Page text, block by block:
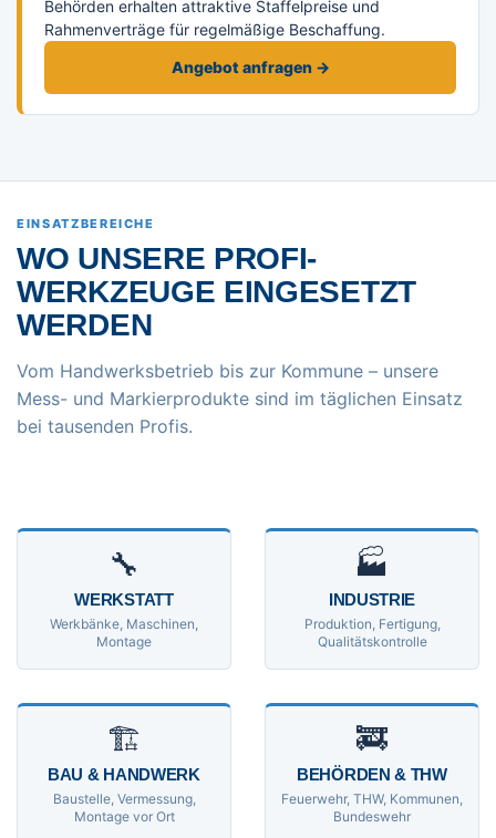
Behörden erhalten attraktive Staffelpreise und
Rahmenverträge für regelmäßige Beschaffung.
Angebot anfragen →
EINSATZBEREICHE
WO UNSERE PROFI-
WERKZEUGE EINGESETZT
WERDEN
Vom Handwerksbetrieb bis zur Kommune – unsere
Mess- und Markierprodukte sind im täglichen Einsatz
bei tausenden Profis.
🔧
WERKSTATT
Werkbänke, Maschinen,
Montage
🏭
INDUSTRIE
Produktion, Fertigung,
Qualitätskontrolle
🏗
BAU & HANDWERK
Baustelle, Vermessung,
Montage vor Ort
🚒
BEHÖRDEN & THW
Feuerwehr, THW, Kommunen,
Bundeswehr